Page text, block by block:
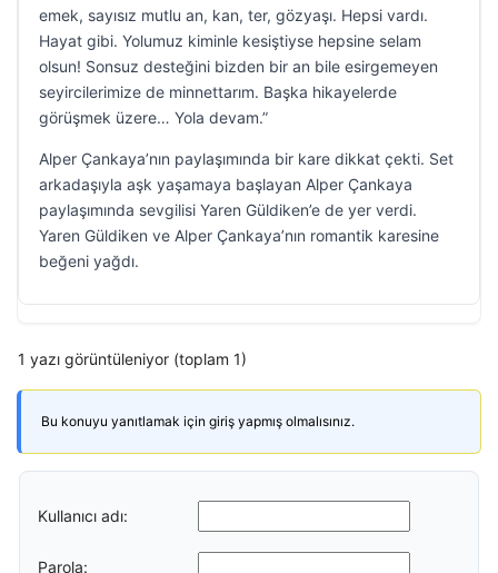
emek, sayısız mutlu an, kan, ter, gözyaşı. Hepsi vardı.
Hayat gibi. Yolumuz kiminle kesiştiyse hepsine selam
olsun! Sonsuz desteğini bizden bir an bile esirgemeyen
seyircilerimize de minnettarım. Başka hikayelerde
görüşmek üzere… Yola devam.”
Alper Çankaya’nın paylaşımında bir kare dikkat çekti. Set
arkadaşıyla aşk yaşamaya başlayan Alper Çankaya
paylaşımında sevgilisi Yaren Güldiken’e de yer verdi.
Yaren Güldiken ve Alper Çankaya’nın romantik karesine
beğeni yağdı.
1 yazı görüntüleniyor (toplam 1)
Bu konuyu yanıtlamak için giriş yapmış olmalısınız.
Kullanıcı adı:
Parola: